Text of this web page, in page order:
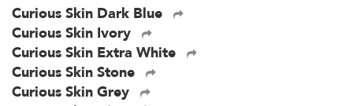
Curious Skin Dark Blue
Curious Skin Ivory
Curious Skin Extra White
Curious Skin Stone
Curious Skin Grey